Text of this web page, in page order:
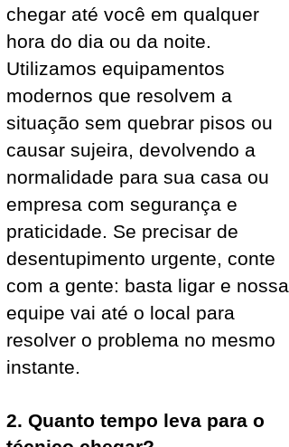
chegar até você em qualquer
hora do dia ou da noite.
Utilizamos equipamentos
modernos que resolvem a
situação sem quebrar pisos ou
causar sujeira, devolvendo a
normalidade para sua casa ou
empresa com segurança e
praticidade. Se precisar de
desentupimento urgente, conte
com a gente: basta ligar e nossa
equipe vai até o local para
resolver o problema no mesmo
instante.
2. Quanto tempo leva para o